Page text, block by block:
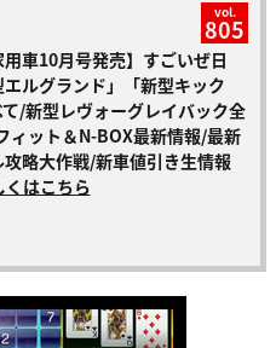
vol.
805
用車10月号発売】すごいぜ日
ルグランド」「新型キック
て/新型レヴォーグレイバック全
ィット＆N-BOX最新情報/最新
略大作戦/新車値引き生情報
はこちら